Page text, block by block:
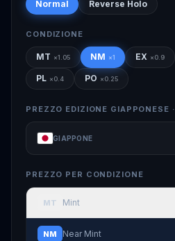
Normal Reverse Holo
CONDIZIONE
MT ×1.05 NM ×1 EX ×0.9
PL ×0.4 PO ×0.25
PREZZO EDIZIONE GIAPPONESE ·
GIAPPONE
PREZZO PER CONDIZIONE
MT Mint
NM Near Mint